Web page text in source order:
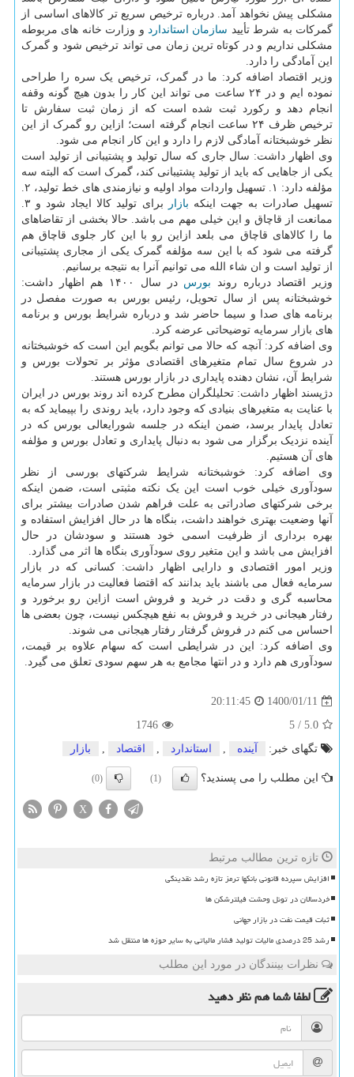
مشکلی پیش نخواهد آمد. درباره ترخیص سریع تر کالاهای اساسی از
گمرکات به شرط تأیید سازمان استاندارد و وزارت خانه های مربوطه
مشکلی نداریم و در کوتاه ترین زمان می تواند ترخیص شود و گمرک
این آمادگی را دارد.
وزیر اقتصاد اضافه کرد: ما در گمرک، ترخیص یک سره را طراحی
نموده ایم و در ۲۴ ساعت می تواند این کار را بدون هیچ گونه وقفه
انجام دهد و رکورد ثبت شده است که از زمان ثبت سفارش تا
ترخیص ظرف ۲۴ ساعت انجام گرفته است؛ ازاین رو گمرک از این
نظر خوشبختانه آمادگی لازم را دارد و این کار انجام می شود.
وی اظهار داشت: سال جاری که سال تولید و پشتیبانی از تولید است
یکی از جاهایی که باید از تولید پشتیبانی کند، گمرک است که البته سه
تسهیل صادرات به جهت اینکه بازار
ممانعت از قاچاق و این خیلی مهم می باشد. حالا بخشی از تقاضاهای
ما را کالاهای قاچاق می بلعد ازاین رو با این کار جلوی قاچاق هم
گرفته می شود که با این سه مؤلفه گمرک یکی از مجاری پشتیبانی
از تولید است و ان شاء الله می توانیم آنرا به نتیجه برسانیم.
وزیر اقتصاد درباره روند بورس
در سال ۱۴۰۰ هم اظهار داشت:
خوشبختانه پس از سال تحویل، رئیس بورس به صورت مفصل در
برنامه های صدا و سیما حاضر شد و درباره شرایط بورس و برنامه
های بازار سرمایه توضیحاتی عرضه کرد.
وی اضافه کرد: آنچه که حالا می توانم بگویم این است که خوشبختانه
در شروع سال تمام متغیرهای اقتصادی مؤثر بر تحولات بورس و
شرایط آن، نشان دهنده پایداری در بازار بورس هستند.
دژپسند اظهار داشت: تحلیلگران مطرح کرده اند روند بورس در ایران
با عنایت به متغیرهای بنیادی که وجود دارد، باید روندی را بپیماید که به
تعادل پایدار برسد، ضمن اینکه در جلسه شورایعالی بورس که در
آینده نزدیک برگزار می شود به دنبال پایداری و تعادل بورس و مؤلفه
های آن هستیم.
وی اضافه کرد: خوشبختانه شرایط شرکتهای بورسی از نظر
سودآوری خیلی خوب است این یک نکته مثبتی است، ضمن اینکه
برخی شرکتهای صادراتی به علت فراهم شدن صادرات بیشتر برای
آنها وضعیت بهتری خواهند داشت، بنگاه ها در حال افزایش استفاده و
بهره برداری از ظرفیت اسمی خود هستند و سودشان در حال
افزایش می باشد و این متغیر روی سودآوری بنگاه ها اثر می گذارد.
وزیر امور اقتصادی و دارایی اظهار داشت: کسانی که در بازار
سرمایه فعال می باشند باید بدانند که اقتضا فعالیت در بازار سرمایه
محاسبه گری و دقت در خرید و فروش است ازاین رو برخورد و
رفتار هیجانی در خرید و فروش به نفع هیچکس نیست، چون بعضی ها
احساس می کنم در فروش گرفتار رفتار هیجانی می شوند.
وی اضافه کرد: این در شرایطی است که سهام علاوه بر قیمت،
سودآوری هم دارد و در انتها مجامع به هر سهم سودی تعلق می گیرد.
1400/01/11
20:11:45
5.0
/
5
1746
تگهای خبر:
آینده , استاندارد , اقتصاد , بازار
این مطلب را می پسندید؟ (1)
(0)
X
تازه ترین مطالب مرتبط
افزایش سپرده قانونی بانکها ترمز تازه رشد نقدینگی
خردسالان در تونل وحشت فیلترشکن ها
ثبات قیمت نفت در بازار جهانی
رشد 25 درصدی مالیات تولید فشار مالیاتی به سایر حوزه ها منتقل شد
نظرات بینندگان در مورد این مطلب
لطفا شما همنظر دهید